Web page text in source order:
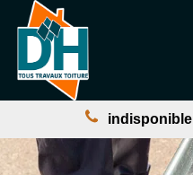
indisponible